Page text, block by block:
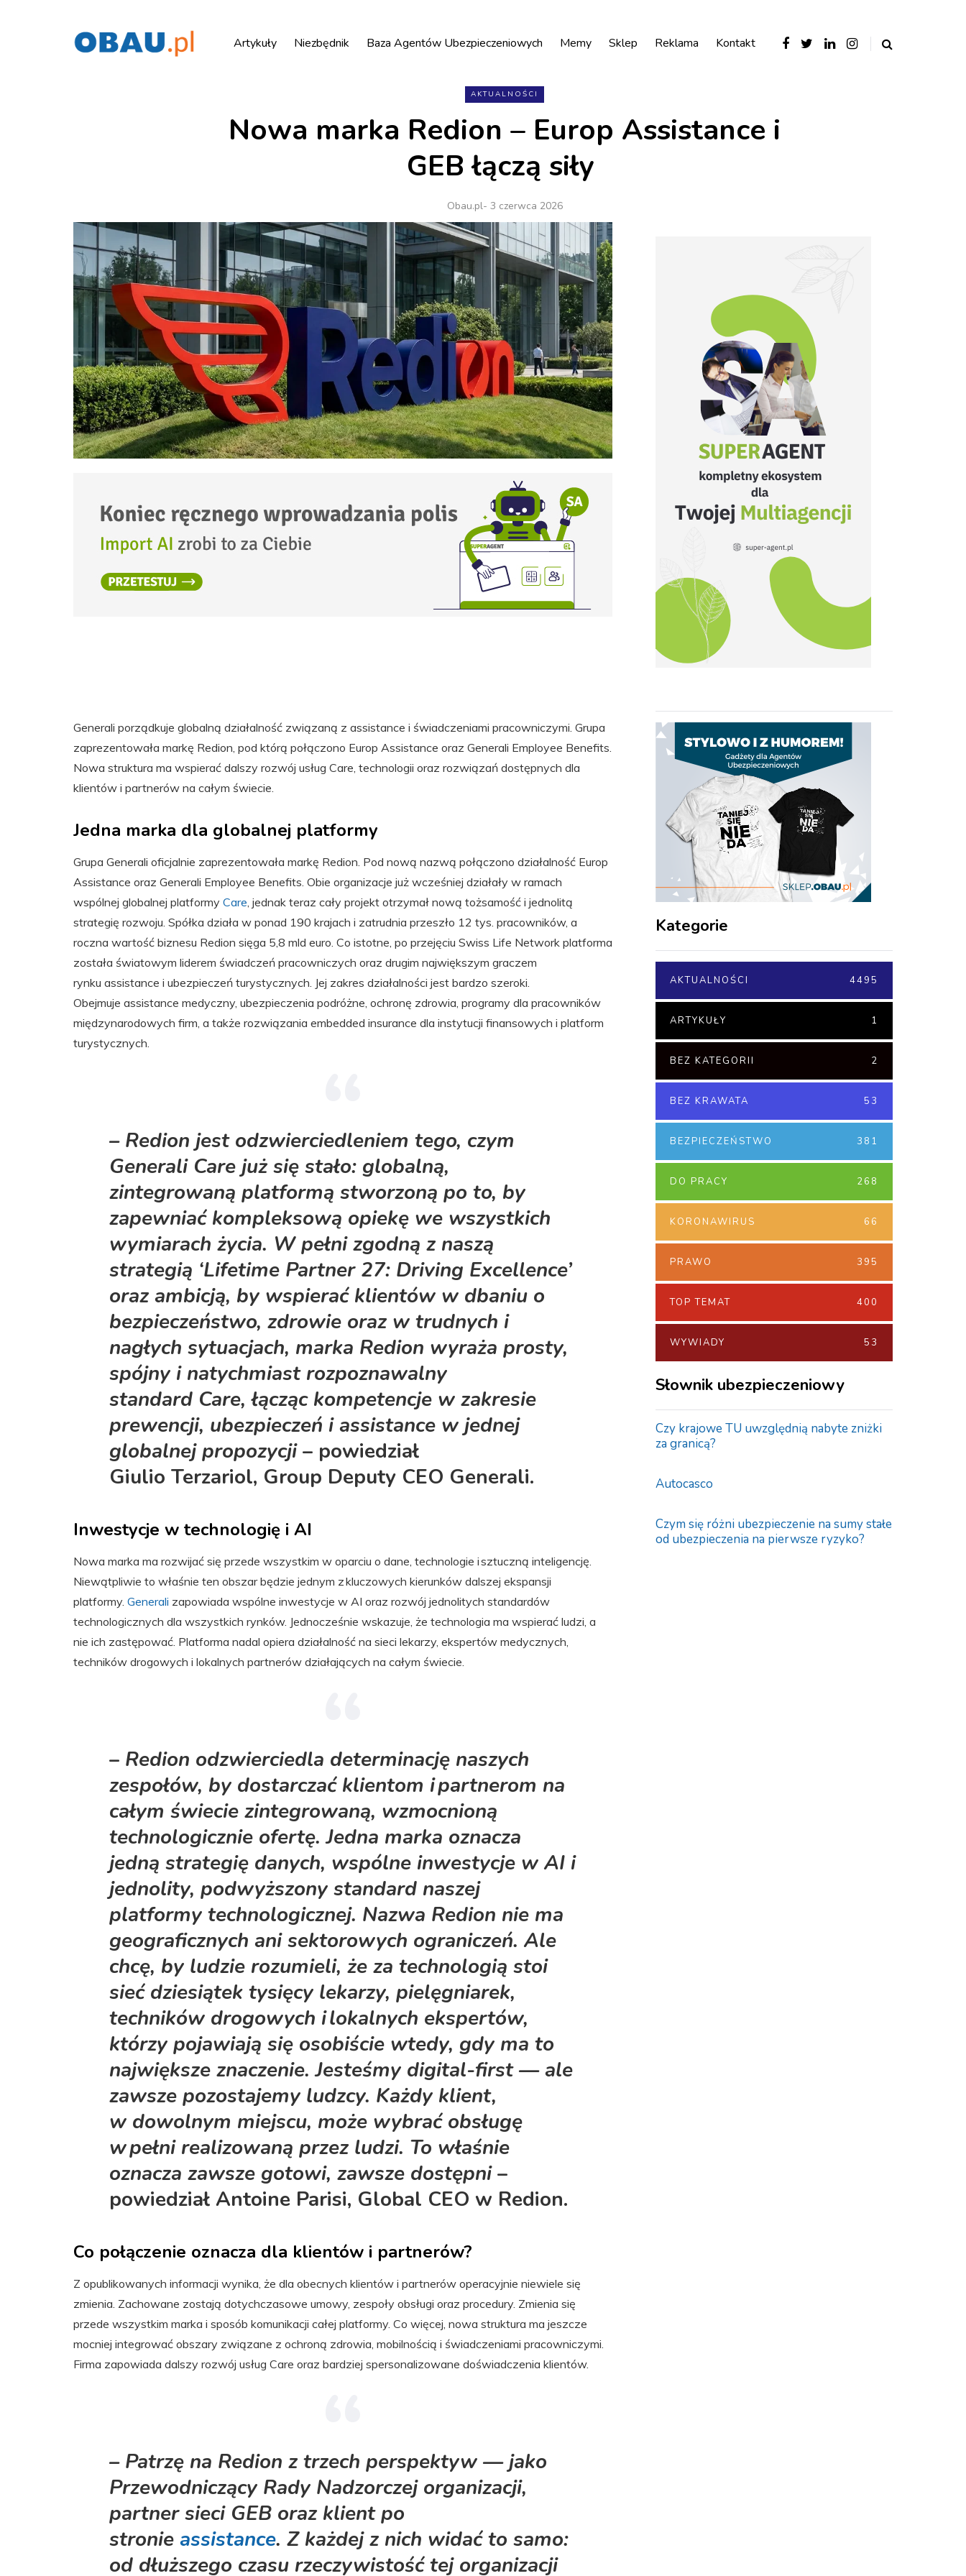
Artykuły Niezbędnik Baza Agentów Ubezpieczeniowych Memy Sklep Reklama Kontakt
AKTUALNOŚCI
Nowa marka Redion – Europ Assistance i
GEB łączą siły
Obau.pl- 3 czerwca 2026
Generali porządkuje globalną działalność związaną z assistance i świadczeniami pracowniczymi. Grupa
zaprezentowała markę Redion, pod którą połączono Europ Assistance oraz Generali Employee Benefits.
Nowa struktura ma wspierać dalszy rozwój usług Care, technologii oraz rozwiązań dostępnych dla
klientów i partnerów na całym świecie.
Jedna marka dla globalnej platformy
Grupa Generali oficjalnie zaprezentowała markę Redion. Pod nową nazwą połączono działalność Europ
Assistance oraz Generali Employee Benefits. Obie organizacje już wcześniej działały w ramach
wspólnej globalnej platformy Care , jednak teraz cały projekt otrzymał nową tożsamość i jednolitą
strategię rozwoju. Spółka działa w ponad 190 krajach i zatrudnia przeszło 12 tys. pracowników, a
roczna wartość biznesu Redion sięga 5,8 mld euro. Co istotne, po przejęciu Swiss Life Network platforma
została światowym liderem świadczeń pracowniczych oraz drugim największym graczem
rynku assistance i ubezpieczeń turystycznych. Jej zakres działalności jest bardzo szeroki.
Obejmuje assistance medyczny, ubezpieczenia podróżne, ochronę zdrowia, programy dla pracowników
międzynarodowych firm, a także rozwiązania embedded insurance dla instytucji finansowych i platform
turystycznych.
– Redion jest odzwierciedleniem tego, czym
Generali Care już się stało: globalną,
zintegrowaną platformą stworzoną po to, by
zapewniać kompleksową opiekę we wszystkich
wymiarach życia. W pełni zgodną z naszą
strategią ‘Lifetime Partner 27: Driving Excellence’
oraz ambicją, by wspierać klientów w dbaniu o
bezpieczeństwo, zdrowie oraz w trudnych i
nagłych sytuacjach, marka Redion wyraża prosty,
spójny i natychmiast rozpoznawalny
standard Care, łącząc kompetencje w zakresie
prewencji, ubezpieczeń i assistance w jednej
globalnej propozycji– powiedział
Giulio Terzariol, Group Deputy CEO Generali.
Inwestycje w technologię i AI
Nowa marka ma rozwijać się przede wszystkim w oparciu o dane, technologie i sztuczną inteligencję.
Niewątpliwie to właśnie ten obszar będzie jednym z kluczowych kierunków dalszej ekspansji
platformy. Generali zapowiada wspólne inwestycje w AI oraz rozwój jednolitych standardów
technologicznych dla wszystkich rynków. Jednocześnie wskazuje, że technologia ma wspierać ludzi, a
nie ich zastępować. Platforma nadal opiera działalność na sieci lekarzy, ekspertów medycznych,
techników drogowych i lokalnych partnerów działających na całym świecie.
– Redion odzwierciedla determinację naszych
zespołów, by dostarczać klientom i partnerom na
całym świecie zintegrowaną, wzmocnioną
technologicznie ofertę. Jedna marka oznacza
jedną strategię danych, wspólne inwestycje w AI i
jednolity, podwyższony standard naszej
platformy technologicznej. Nazwa Redion nie ma
geograficznych ani sektorowych ograniczeń. Ale
chcę, by ludzie rozumieli, że za technologią stoi
sieć dziesiątek tysięcy lekarzy, pielęgniarek,
techników drogowych i lokalnych ekspertów,
którzy pojawiają się osobiście wtedy, gdy ma to
największe znaczenie. Jesteśmy digital-first — ale
zawsze pozostajemy ludzcy. Każdy klient,
w dowolnym miejscu, może wybrać obsługę
w pełni realizowaną przez ludzi. To właśnie
oznacza zawsze gotowi, zawsze dostępni–
powiedział Antoine Parisi, Global CEO w Redion.
Co połączenie oznacza dla klientów i partnerów?
Z opublikowanych informacji wynika, że dla obecnych klientów i partnerów operacyjnie niewiele się
zmienia. Zachowane zostają dotychczasowe umowy, zespoły obsługi oraz procedury. Zmienia się
przede wszystkim marka i sposób komunikacji całej platformy. Co więcej, nowa struktura ma jeszcze
mocniej integrować obszary związane z ochroną zdrowia, mobilnością i świadczeniami pracowniczymi.
Firma zapowiada dalszy rozwój usług Care oraz bardziej spersonalizowane doświadczenia klientów.
– Patrzę na Redion z trzech perspektyw — jako
Przewodniczący Rady Nadzorczej organizacji,
partner sieci GEB oraz klient po
stronie assistance. Z każdej z nich widać to samo:
od dłuższego czasu rzeczywistość tej organizacji
Kategorie
AKTUALNOŚCI 4495
ARTYKUŁY 1
BEZ KATEGORII 2
BEZ KRAWATA 53
BEZPIECZEŃSTWO 381
DO PRACY 268
KORONAWIRUS 66
PRAWO 395
TOP TEMAT 400
WYWIADY 53
Słownik ubezpieczeniowy
Czy krajowe TU uwzględnią nabyte zniżki
za granicą?
Autocasco
Czym się różni ubezpieczenie na sumy stałe
od ubezpieczenia na pierwsze ryzyko?